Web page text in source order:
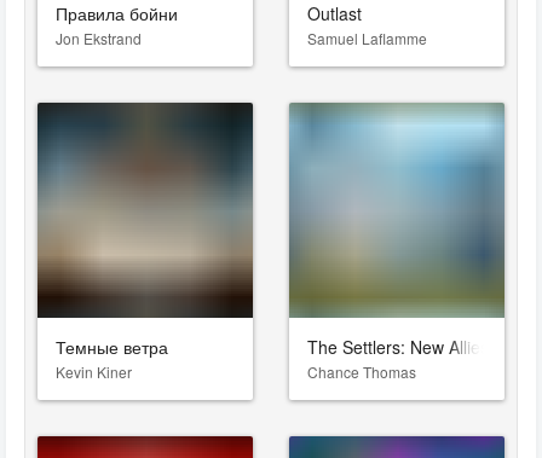
Правила бойни
Jon Ekstrand
Outlast
Samuel Laflamme
Темные ветра
Kevin Kiner
The Settlers: New Allies
Chance Thomas